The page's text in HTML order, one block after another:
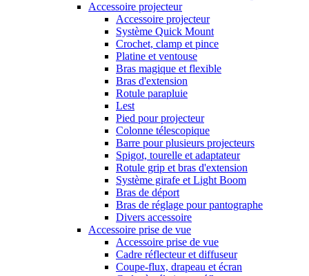
Accessoire projecteur
Accessoire projecteur
Système Quick Mount
Crochet, clamp et pince
Platine et ventouse
Bras magique et flexible
Bras d'extension
Rotule parapluie
Lest
Pied pour projecteur
Colonne télescopique
Barre pour plusieurs projecteurs
Spigot, tourelle et adaptateur
Rotule grip et bras d'extension
Système girafe et Light Boom
Bras de déport
Bras de réglage pour pantographe
Divers accessoire
Accessoire prise de vue
Accessoire prise de vue
Cadre réflecteur et diffuseur
Coupe-flux, drapeau et écran